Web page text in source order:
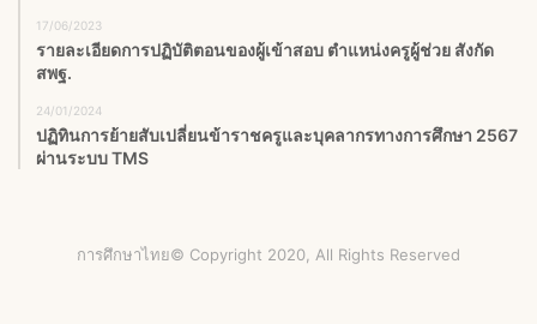
17/06/2023
รายละเอียดการปฏิบัติตอนของผู้เข้าสอบ ตำแหน่งครูผู้ช่วย สังกัด
สพฐ.
24/01/2024
ปฏิทินการย้ายสับเปลี่ยนข้าราชครูและบุคลากรทางการศึกษา 2567
ผ่านระบบ TMS
การศึกษาไทย© Copyright 2020, All Rights Reserved